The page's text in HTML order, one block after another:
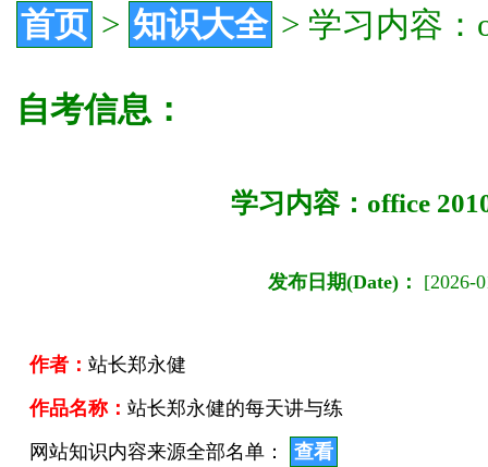
首页 > 知识大全 > 学习内容：
自考信息：
学习内容：office
发布日期(Date)： [2026-
作者： 站长郑永健
作品名称： 站长郑永健的每天讲与练
网站知识内容来源全部名单：
查看